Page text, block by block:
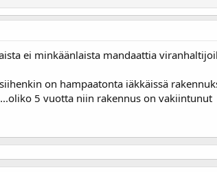
ei minkäänlaista mandaattia
on hampaatonta iäkkäissä
5 vuotta niin rakennus on vakiintunut